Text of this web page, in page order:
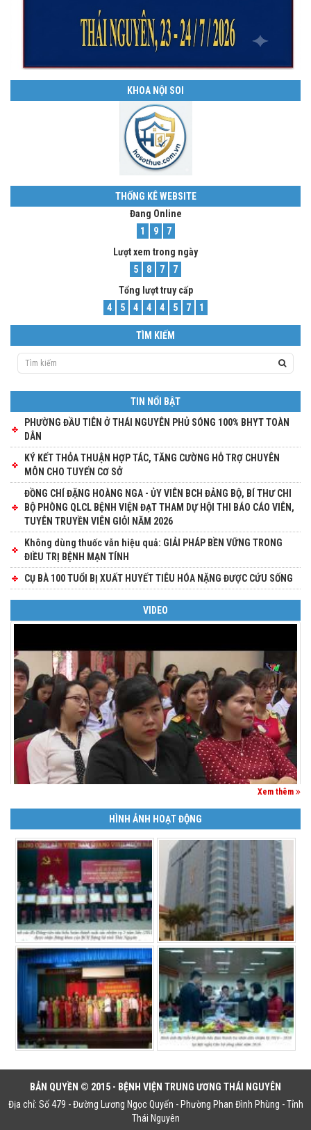
KHOA NỘI SOI
THỐNG KÊ WEBSITE
Đang Online
1
9
7
Lượt xem trong ngày
5
8 7
7
Tổng lượt truy cấp
4
5 4 4 4 5 7 1
TÌM KIẾM
TIN NỔI BẬT
PHƯỜNG ĐẦU TIÊN Ở THÁI NGUYÊN PHỦ SÓNG 100% BHYT TOÀN
DÂN
KÝ KẾT THỎA THUẬN HỢP TÁC, TĂNG CƯỜNG HỖ TRỢ CHUYÊN
MÔN CHO TUYẾN CƠ SỞ
ĐỒNG CHÍ ĐẶNG HOÀNG NGA - ỦY VIÊN BCH ĐẢNG BỘ, BÍ THƯ CHI
BỘ PHÒNG QLCL BỆNH VIỆN ĐẠT THAM DỰ HỘI THI BÁO CÁO VIÊN,
TUYÊN TRUYỀN VIÊN GIỎI NĂM 2026
Không dùng thuốc vẫn hiệu quả: GIẢI PHÁP BỀN VỮNG TRONG
ĐIỀU TRỊ BỆNH MẠN TÍNH
CỤ BÀ 100 TUỔI BỊ XUẤT HUYẾT TIÊU HÓA NẶNG ĐƯỢC CỨU SỐNG
VIDEO
Xem thêm
HÌNH ẢNH HOẠT ĐỘNG
BẢN QUYỀN © 2015 - BỆNH VIỆN TRUNG ƯƠNG THÁI NGUYÊN
Địa chỉ: Số 479 - Đường Lương Ngọc Quyến - Phường Phan Đình Phùng - Tỉnh
Thái Nguyên